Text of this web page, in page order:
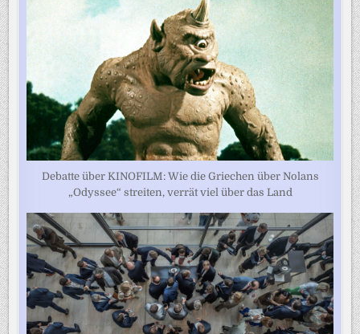
Debatte über KINOFILM: Wie die Griechen über Nolans
„Odyssee“ streiten, verrät viel über das Land